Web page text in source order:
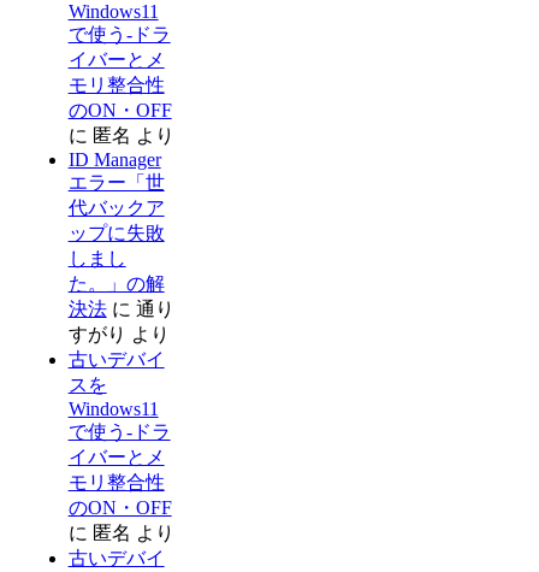
Windows11
で使う-ドラ
イバーとメ
モリ整合性
のON・OFF
に 匿名 より
ID Manager
エラー「世
代バックア
ップに失敗
しまし
た。」の解
決法に 通り
すがり より
古いデバイ
スを
Windows11
で使う-ドラ
イバーとメ
モリ整合性
のON・OFF
に 匿名 より
古いデバイ